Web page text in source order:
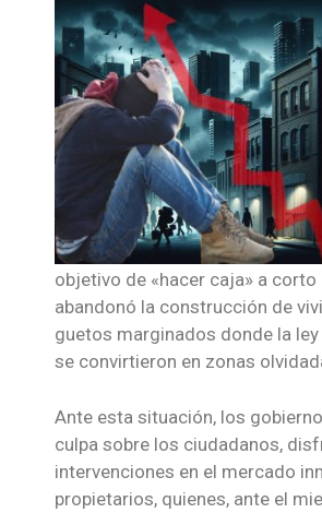
objetivo de «hacer caja» a
abandonó la construcción de
guetos marginados donde la
se convirtieron en zonas
Ante esta situación, los
culpa sobre los ciudadanos,
intervenciones en el mercado
propietarios, quienes, ante el